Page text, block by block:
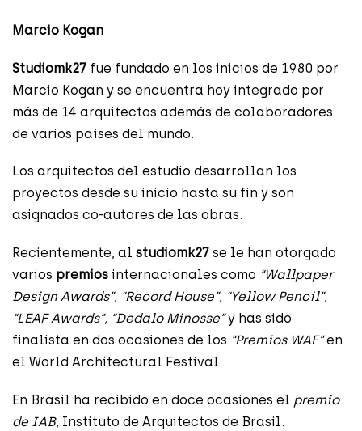
Marcio Kogan
Studiomk27 fue fundado en los inicios de 1980 por
Marcio Kogan y se encuentra hoy integrado por
más de 14 arquitectos además de colaboradores
de varios países del mundo.
Los arquitectos del estudio desarrollan los
proyectos desde su inicio hasta su fin y son
asignados co-autores de las obras.
Recientemente, al studiomk27 se le han otorgado
varios premios internacionales como “Wallpaper
Design Awards”, “Record House”, “Yellow Pencil”,
“LEAF Awards”, “Dedalo Minosse”y has sido
finalista en dos ocasiones de los “Premios WAF”en
el World Architectural Festival.
En Brasil ha recibido en doce ocasiones el premio
de IAB, Instituto de Arquitectos de Brasil.